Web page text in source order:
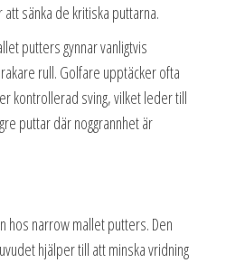
sänka de kritiska puttarna.
putters gynnar vanligtvis
rull. Golfare upptäcker ofta
kontrollerad sving, vilket leder till
puttar där noggrannhet är
hos narrow mallet putters. Den
hjälper till att minska vridning